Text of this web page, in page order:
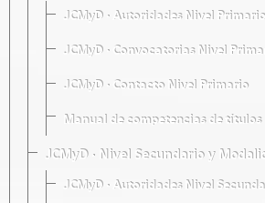
JCMyD · Autoridades Nivel Primario
JCMyD · Convocatorias Nivel
JCMyD · Contacto Nivel Primario
Manual de competencias de títulos
JCMyD · Nivel Secundario y
JCMyD · Autoridades Nivel